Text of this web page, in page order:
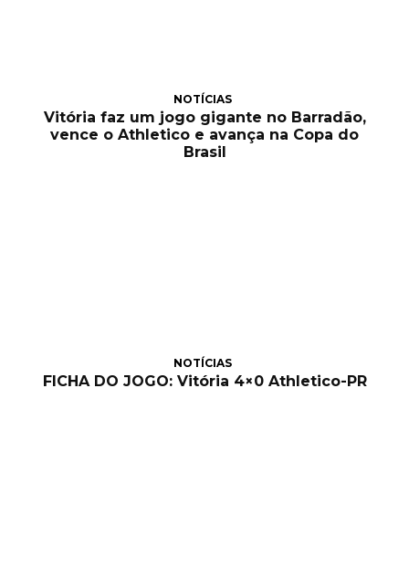
NOTÍCIAS
Vitória faz um jogo gigante no Barradão,
vence o Athletico e avança na Copa do
Brasil
NOTÍCIAS
FICHA DO JOGO: Vitória 4×0 Athletico-PR